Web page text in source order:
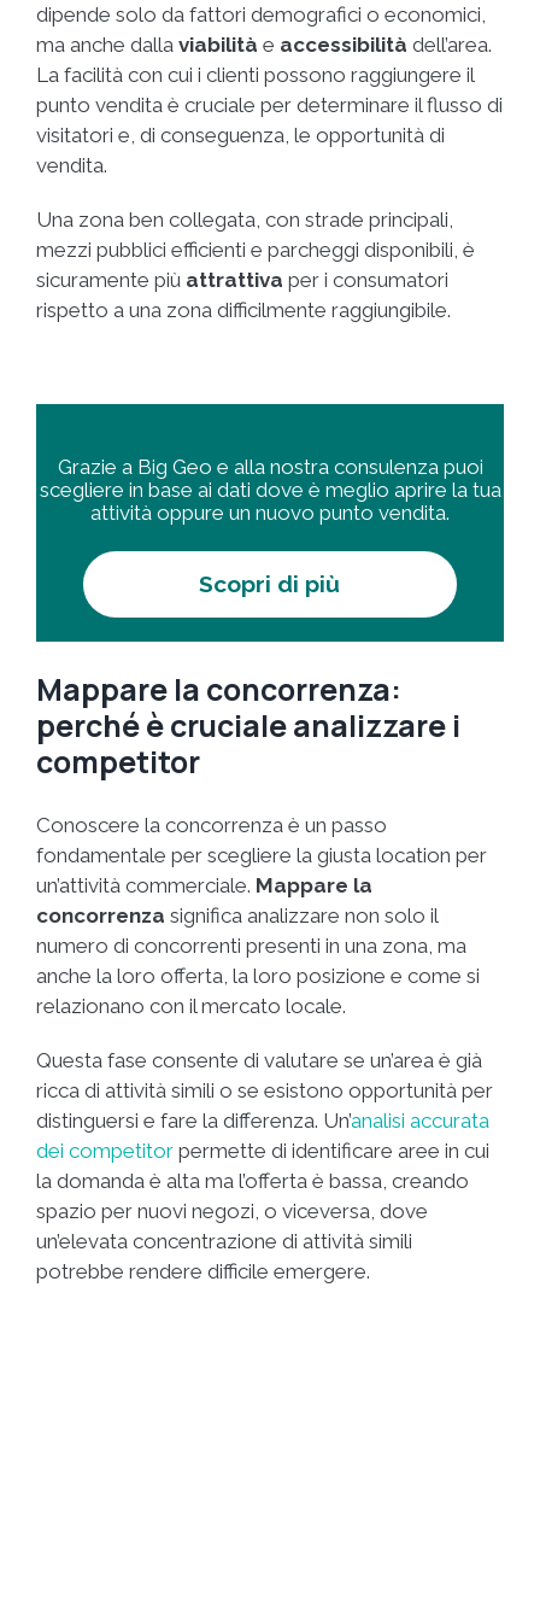
dipende solo da fattori demografici o economici,
ma anche dalla viabilità e accessibilità dell’area.
La facilità con cui i clienti possono raggiungere il
punto vendita è cruciale per determinare il flusso di
visitatori e, di conseguenza, le opportunità di
vendita.
Una zona ben collegata, con strade principali,
mezzi pubblici efficienti e parcheggi disponibili, è
sicuramente più attrattiva per i consumatori
rispetto a una zona difficilmente raggiungibile.
Grazie a Big Geo e alla nostra consulenza puoi
scegliere in base ai dati dove è meglio aprire la tua
attività oppure un nuovo punto vendita.
Scopri di più
Mappare la concorrenza:
perché è cruciale analizzare i
competitor
Conoscere la concorrenza è un passo
fondamentale per scegliere la giusta location per
un’attività commerciale. Mappare la
concorrenza significa analizzare non solo il
numero di concorrenti presenti in una zona, ma
anche la loro offerta, la loro posizione e come si
relazionano con il mercato locale.
Questa fase consente di valutare se un’area è già
ricca di attività simili o se esistono opportunità per
distinguersi e fare la differenza. Un’analisi accurata
dei competitor permette di identificare aree in cui
la domanda è alta ma l’offerta è bassa, creando
spazio per nuovi negozi, o viceversa, dove
un’elevata concentrazione di attività simili
potrebbe rendere difficile emergere.